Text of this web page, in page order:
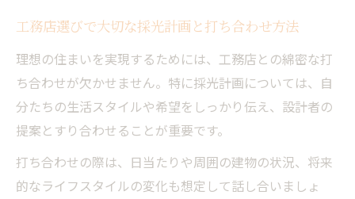
工務店選びで大切な採光計画と打ち合わせ方法
理想の住まいを実現するためには、工務店との綿密な打
ち合わせが欠かせません。特に採光計画については、自
分たちの生活スタイルや希望をしっかり伝え、設計者の
提案とすり合わせることが重要です。
打ち合わせの際は、日当たりや周囲の建物の状況、将来
的なライフスタイルの変化も想定して話し合いましょ